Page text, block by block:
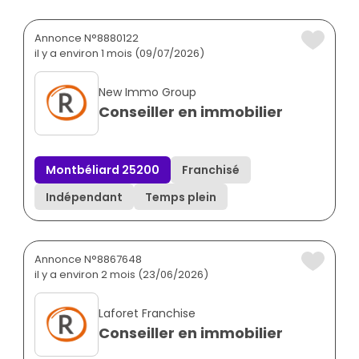
Annonce N°8880122
il y a environ 1 mois (09/07/2026)
New Immo Group
Conseiller en immobilier
Montbéliard 25200
Franchisé
Indépendant
Temps plein
Annonce N°8867648
il y a environ 2 mois (23/06/2026)
Laforet Franchise
Conseiller en immobilier